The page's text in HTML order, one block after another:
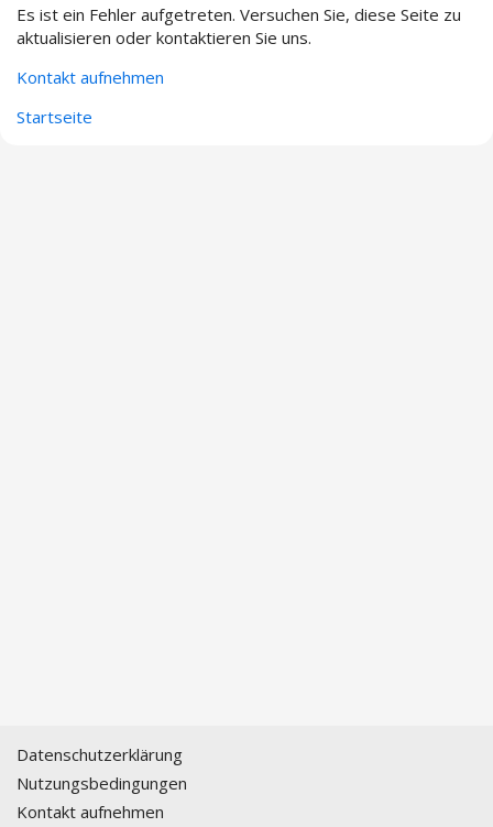
Es ist ein Fehler aufgetreten. Versuchen Sie, diese Seite zu
aktualisieren oder kontaktieren Sie uns.
Kontakt aufnehmen
Startseite
Datenschutzerklärung
Nutzungsbedingungen
Kontakt aufnehmen